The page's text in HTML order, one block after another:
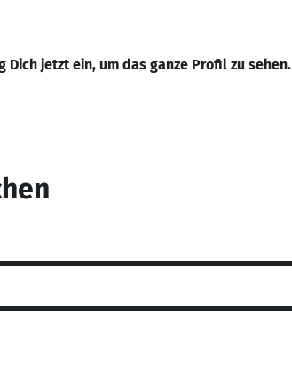
Dich jetzt ein, um das ganze Profil zu sehen.